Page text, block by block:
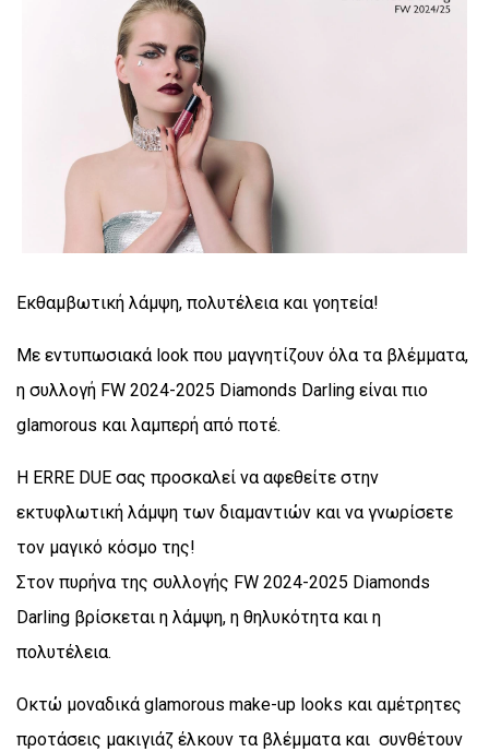
Εκθαμβωτική λάμψη, πολυτέλεια και γοητεία!
Με εντυπωσιακά look που μαγνητίζουν όλα τα βλέμματα,
η συλλογή FW 2024-2025 Diamonds Darling είναι πιο
glamorous και λαμπερή από ποτέ.
Η ERRE DUE σας προσκαλεί να αφεθείτε στην
εκτυφλωτική λάμψη των διαμαντιών και να γνωρίσετε
τον μαγικό κόσμο της!
Στον πυρήνα της συλλογής FW 2024-2025 Diamonds
Darling βρίσκεται η λάμψη, η θηλυκότητα και η
πολυτέλεια.
Οκτώ μοναδικά glamorous make-up looks και αμέτρητες
προτάσεις μακιγιάζ έλκουν τα βλέμματα και συνθέτουν